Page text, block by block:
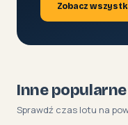
Zobacz
Inne
Sprawdź czas lotu na